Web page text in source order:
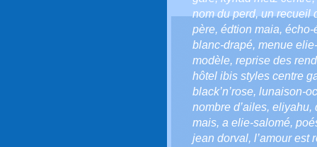
nom du perd,un recueil
père, édtion maia, écho-
blanc-drapé, menue
modèle, reprise des
hôtel ibis styles centre
black’n’rose, lunaison-
nombre d’ailes, eliyahu,
mais, a elie-salomé,
jean dorval, l’amour est